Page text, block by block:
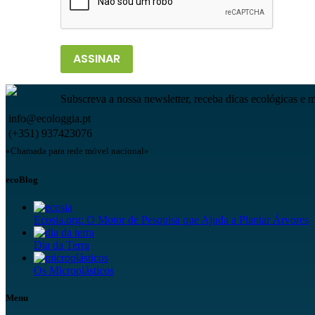
ASSINAR
Subscreva a nossa newsletter, receba dicas ecológicas e
info@ecologgia.pt
(+351) 937423076
«Chamada para rede móvel nacional»
ecoBlog
Ecosia.org: O Motor de Pesquisa que Ajuda a Plantar Árvores
Dia da Terra
Os Microplásticos
Menu